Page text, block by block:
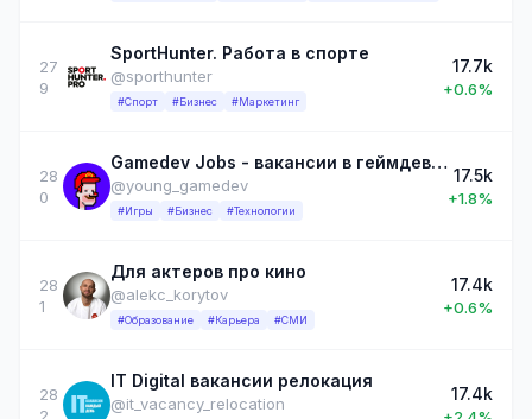
27
9
SportHunter. Работа в спорте
@sporthunter
#Спорт #Бизнес #Маркетинг
17.7k
+0.6%
28
0
Gamedev Jobs - вакансии в геймдеве, CG
@young_gamedev
#Игры #Бизнес #Технологии
17.5k
+1.8%
28
1
Для актеров про кино
@alekc_korytov
#Образование #Карьера #СМИ
17.4k
+0.6%
28
2
IT Digital вакансии релокация
@it_vacancy_relocation
17.4k